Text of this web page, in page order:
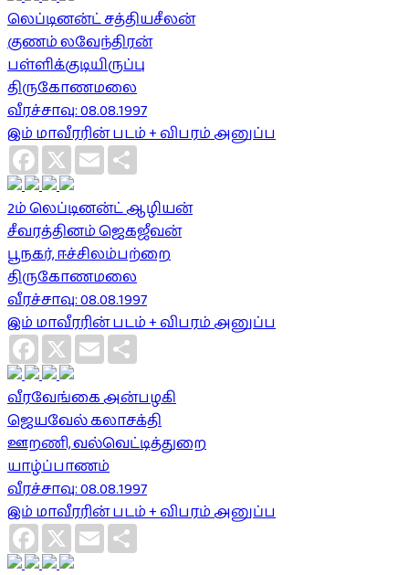
லெப்டினன்ட் சத்தியசீலன்
குணம் லவேந்திரன்
பள்ளிக்குடியிருப்பு
திருகோணமலை
வீரச்சாவு: 08.08.1997
இம் மாவீரரின் படம் + விபரம் அனுப்ப
Facebook
X Email
2ம் லெப்டினன்ட் ஆழியன்
சீவரத்தினம் ஜெகஜீவன்
பூநகர், ஈச்சிலம்பற்றை
திருகோணமலை
வீரச்சாவு: 08.08.1997
இம் மாவீரரின் படம் + விபரம் அனுப்ப
Facebook
X Email
வீரவேங்கை அன்பழகி
ஜெயவேல் கலாசக்தி
ஊறணி, வல்வெட்டித்துறை
யாழ்ப்பாணம்
வீரச்சாவு: 08.08.1997
இம் மாவீரரின் படம் + விபரம் அனுப்ப
Facebook
X Email